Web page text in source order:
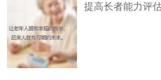
提高长者能力评